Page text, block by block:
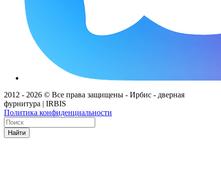
2012 - 2026 © Все права защищены - Ирбис - дверная
фурнитура | IRBIS
Политика конфиденциальности
Найти